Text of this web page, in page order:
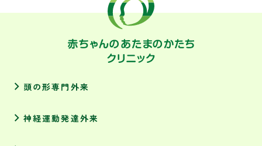
頭の形専門外来
神経運動発達外来